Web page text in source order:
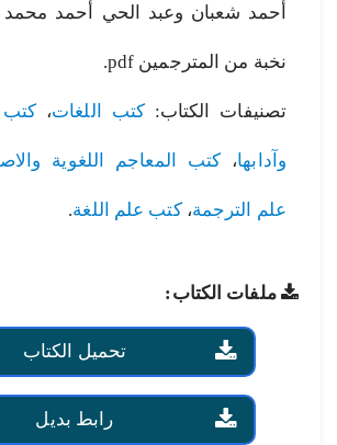
أحمد شعبان وعبد الحي أحمد محمد
نخبة من المترجمين pdf.
تصنيفات الكتاب:كتب اللغات، كتب
وآدابها، كتب المعاجم اللغوية
علم الترجمة،كتب علم اللغة.
ملفات الكتاب:
تحميل الكتاب
رابط بديل